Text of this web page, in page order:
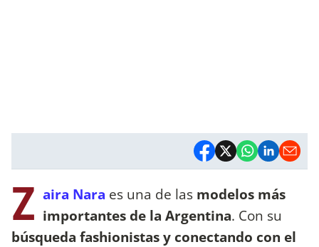
Z aira Nara es una de las modelos más
importantes de la Argentina. Con su
búsqueda fashionistas y conectando con el